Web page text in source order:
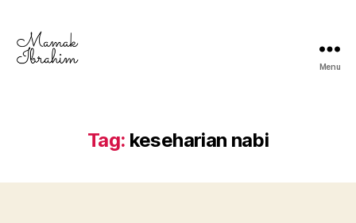
Menu
Tag: keseharian nabi